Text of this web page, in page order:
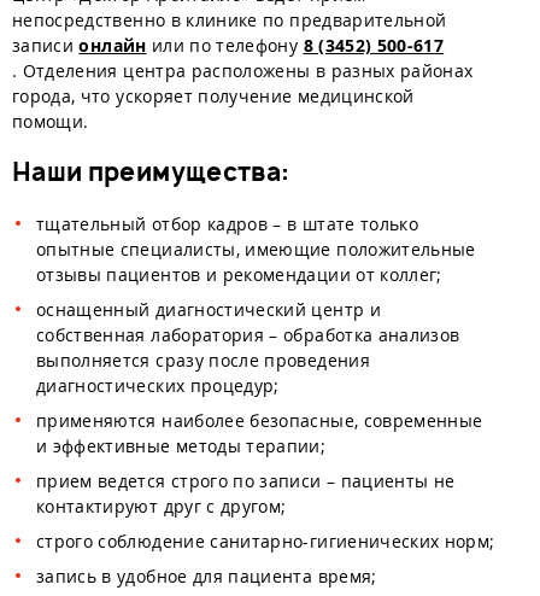
непосредственно в клинике по предварительной
записионлайн или по телефону 8 (3452) 500-617
. Отделения центра расположены в разных районах
города, что ускоряет получение медицинской
помощи.
Наши преимущества:
тщательный отбор кадров – в штате только
опытные специалисты, имеющие положительные
отзывы пациентов и рекомендации от коллег;
оснащенный диагностический центр и
собственная лаборатория – обработка анализов
выполняется сразу после проведения
диагностических процедур;
применяются наиболее безопасные, современные
и эффективные методы терапии;
прием ведется строго по записи – пациенты не
контактируют друг с другом;
строго соблюдение санитарно-гигиенических норм;
запись в удобное для пациента время;